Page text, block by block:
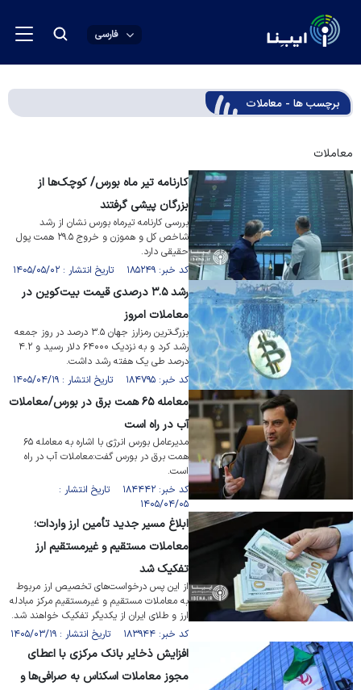
فارسی
برچسب ها - معاملات
معاملات
کارنامه تیر ماه بورس/ کوچک‌ها از
بزرگان پیشی گرفتند
بررسی کارنامه تیرماه بورس نشان از رشد
شاخص کل و هموزن و خروج ۲۹.۵ همت پول
حقیقی دارد.
کد خبر: ۱۸۵۲۴۹ تاریخ انتشار : ۱۴۰۵/۰۵/۰۲
رشد ۳.۵ درصدی قیمت بیت‌کوین در
معاملات امروز
بزرگ‌ترین رمزارز جهان ۳.۵ درصد در روز جمعه
رشد کرد و به نزدیک ۶۴۰۰۰ دلار رسید و ۴.۲
درصد طی یک هفته رشد داشت.
کد خبر: ۱۸۴۷۹۵ تاریخ انتشار : ۱۴۰۵/۰۴/۱۹
معامله ۶۵ همت برق در بورس/معاملات
آب در راه است
مدیرعامل بورس انرژی با اشاره به معامله ۶۵
همت برق در بورس گفت:معاملات آب در راه
است.
کد خبر: ۱۸۴۴۴۲ تاریخ انتشار :
۱۴۰۵/۰۴/۰۵
ابلاغ مسیر جدید تأمین ارز واردات؛
معاملات مستقیم و غیرمستقیم ارز
تفکیک شد
از این پس درخواست‌های تخصیص ارز مربوط
به معاملات مستقیم و غیرمستقیم مرکز مبادله
ارز و طلای ایران از یکدیگر تفکیک خواهند شد.
کد خبر: ۱۸۳۹۴۴ تاریخ انتشار : ۱۴۰۵/۰۳/۱۹
افزایش ذخایر بانک مرکزی با اعطای
مجوز معاملات اسکناس به صرافی‌ها و